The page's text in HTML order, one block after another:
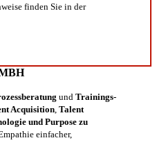
finden Sie in der
und Trainings-
Acquisition Talent
und Purpose zu
einfacher,